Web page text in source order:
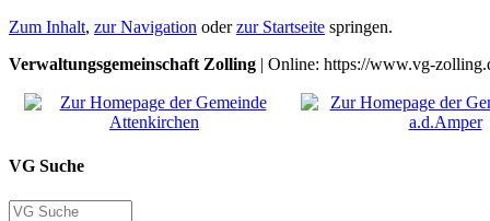
Zum Inhalt, zur Navigation oderzur Startseite springen.
Verwaltungsgemeinschaft Zolling | Online: https://www.vg-
VG Suche